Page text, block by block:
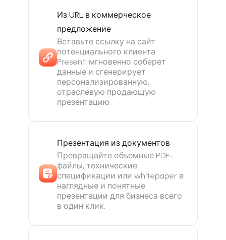
Из URL в коммерческое
предложение
Вставьте ссылку на сайт
потенциального клиента.
Presenti мгновенно соберет
данные и сгенерирует
персонализированную,
отраслевую продающую
презентацию.
Презентация из документов
Превращайте объемные PDF-
файлы, технические
спецификации или whitepaper в
наглядные и понятные
презентации для бизнеса всего
в один клик.